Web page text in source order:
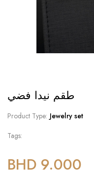
طقم نيدا فضي
Product Type: Jewelry set
Tags:
BHD 9.000